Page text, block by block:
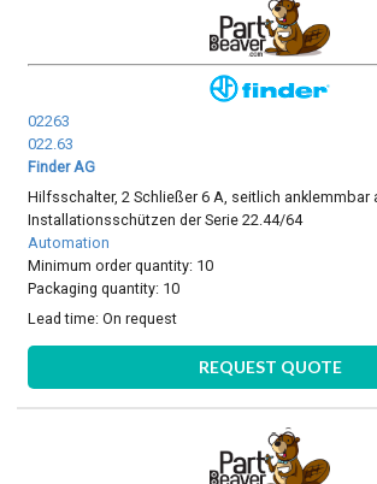
02263
022.63
Finder AG
Hilfsschalter, 2 Schließer 6 A, seitlich anklemmbar
Installationsschützen der Serie 22.44/64
Automation
Minimum order quantity: 10
Packaging quantity: 10
Lead time:On request
REQUEST QUOTE